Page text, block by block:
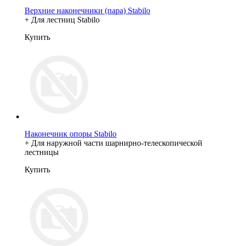
Верхние наконечники (пара) Stabilo
+ Для лестниц Stabilo
Купить
Наконечник опоры Stabilo
+ Для наружной части шарнирно-телескопической
лестницы
Купить